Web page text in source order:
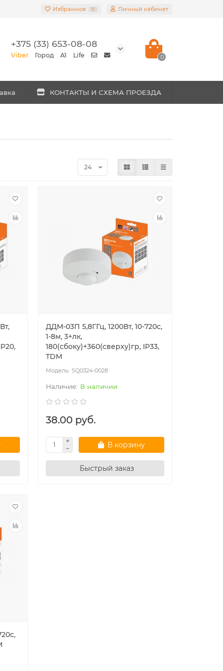
Избранное 0 Личный кабинет
+375 (33) 653-08-08
Viber Город A1 Life 0
КОНТАКТЫ И СХЕМА ПРОЕЗДА
ДДМ-03П 5,8ГГц, 1200Вт, 10-720с,
1-8м, 3+лк,
180(сбоку)+360(сверху)гр, IP33,
TDM
SQ0324-0028
В наличии
38.00 руб.
В корзину
Быстрый заказ